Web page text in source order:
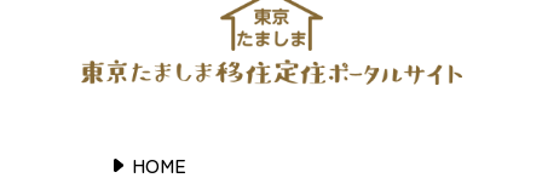
HOME